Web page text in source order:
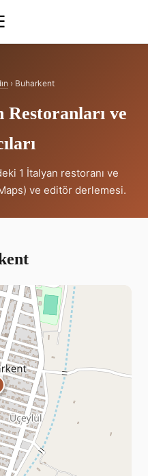
› Buharkent
ve
1 İtalyan restoranı ve
ve editör derlemesi.